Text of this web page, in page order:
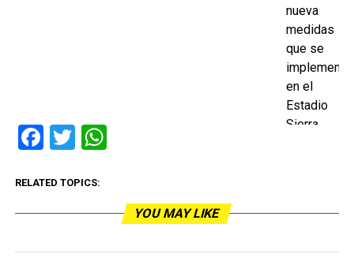
nueva
medidas
que se
en el
Estadio
Sierra
pasó a
en la
Facebook
TwitterWhatsApp
RELATED TOPICS:
YOU MAY LIKE